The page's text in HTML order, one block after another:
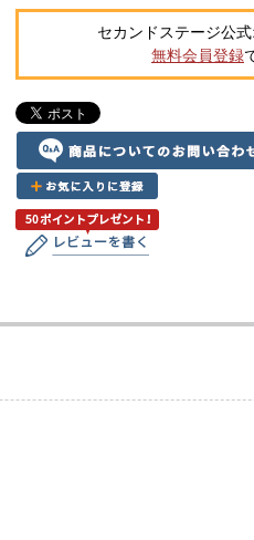
セカンドステージ公
無料会員登録